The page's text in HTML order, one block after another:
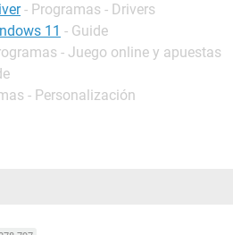
- Programas - Drivers
11 - Guide
- Juego online y apuestas
- Personalización